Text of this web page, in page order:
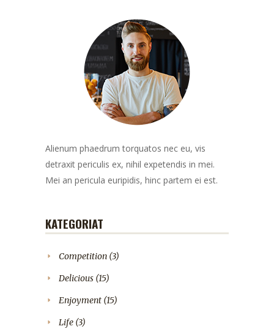
Alienum phaedrum torquatos nec eu, vis
detraxit periculis ex, nihil expetendis in mei.
Mei an pericula euripidis, hinc partem ei est.
KATEGORIAT
Competition (3)
Delicious (15)
Enjoyment (15)
Life (3)